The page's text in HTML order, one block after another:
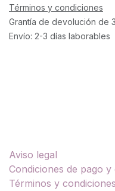
Términos y condiciones
Grantía de devolución de
Envío: 2-3 días laborables
Aviso legal
Condiciones de pago y
Términos y condiciones